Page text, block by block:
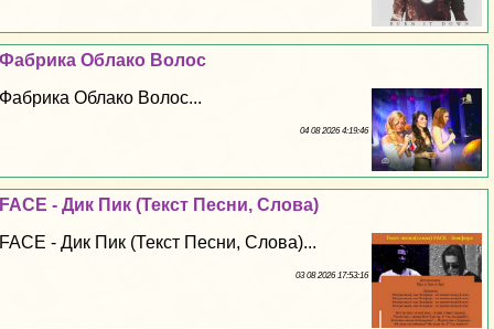
Фабрика Облако Волос
Фабрика Облако Волос...
04 08 2026 4:19:46
FACE - Дик Пик (Текст Песни, Слова)
FACE - Дик Пик (Текст Песни, Слова)...
03 08 2026 17:53:16